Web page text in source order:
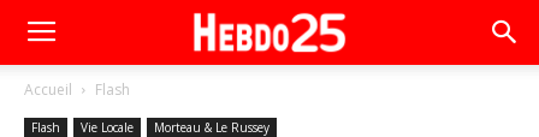
Accueil Flash
Flash Vie Locale Morteau & Le Russey